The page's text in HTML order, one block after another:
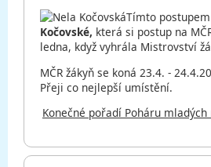
Tímto
Kočovské, která si postup na
ledna, když vyhrála Mistrovství
MČR žákyň se koná 23.4. -
Přeji co nejlepší umístění.
Konečné pořadí Poháru